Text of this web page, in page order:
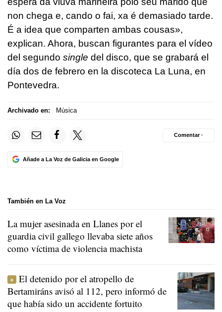
non chega e, cando o fai, xa é demasiado tarde.
É a idea que comparten ambas cousas»,
explican. Ahora, buscan figurantes para el vídeo
del segundo single del disco, que se grabará el
día dos de febrero en la discoteca La Luna, en
Pontevedra.
Archivado en: Música
Añade a La Voz de Galicia en Google
Comentar ·
También en La Voz
La mujer asesinada en Llanes por el
guardia civil gallego llevaba siete años
como víctima de violencia machista
El detenido por el atropello de
Bertamiráns avisó al 112, pero informó de
que había sido un accidente fortuito